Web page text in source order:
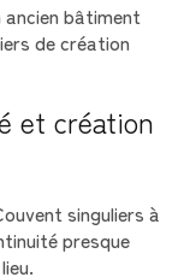
ancien bâtiment
de création
et création
singuliers à
presque